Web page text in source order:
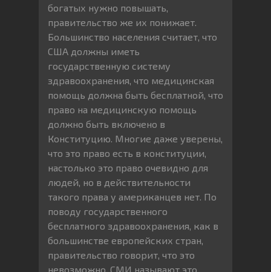
богатых нужно повышать,
правительство же их понижает.
Большинство населения считает, что
США должны иметь
государственную систему
здравоохранения, что медицинская
помощь должна быть бесплатной, что
право на медицинскую помощь
должно быть включено в
Конституцию. Многие даже уверены,
что это право есть в конституции,
настолько это право очевидно для
людей, но в действительности
такого права у американцев нет. По
поводу государственного
бесплатного здравоохранения, как в
большинстве европейских стран,
правительство говорит, что это
невозможно. СМИ называют это